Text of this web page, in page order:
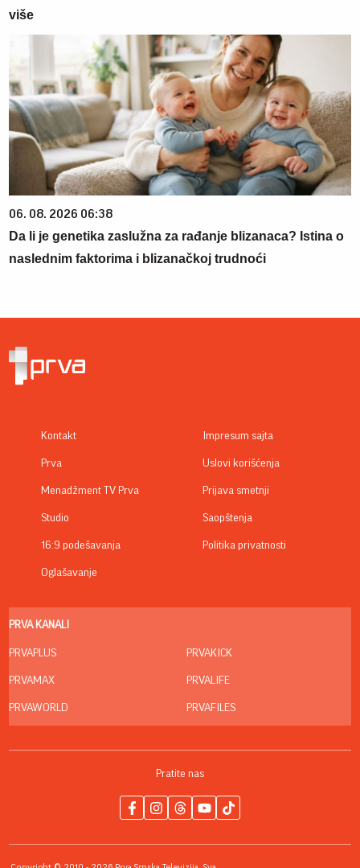
više
06. 08. 2026 06:38
Da li je genetika zaslužna za rađanje blizanaca? Istina o
naslednim faktorima i blizanačkoj trudnoći
Kontakt
Prva
Menadžment TV Prva
Studio
16:9 podešavanja
Oglašavanje
Impresum sajta
Uslovi korišćenja
Prijava smetnji
Saopštenja
Politika privatnosti
PRVA KANALI
PRVAPLUS
PRVAMAX
PRVAWORLD
PRVAKICK
PRVALIFE
PRVAFILES
Pratite nas